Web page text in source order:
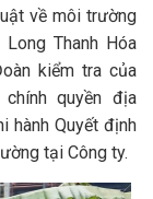
về môi trường
Thanh Hóa
kiểm tra của
quyền địa
hành Quyết định
tại Công ty.